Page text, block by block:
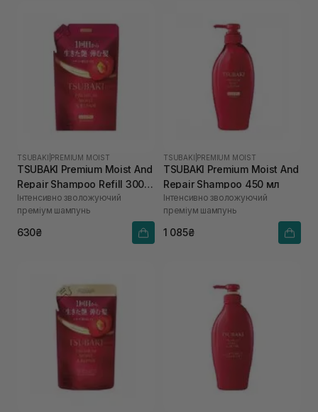
TSUBAKI PREMIUM MOIST
TSUBAKI Premium Moist And
Repair Shampoo Refill 300
мл
Інтенсивно зволожуючий
преміум шампунь
630₴
TSUBAKI PREMIUM MOIST
TSUBAKI Premium Moist And
Repair Shampoo 450 мл
Інтенсивно зволожуючий
преміум шампунь
1 085₴